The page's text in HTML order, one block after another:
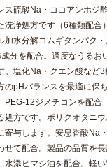
ス硫酸Na・ココアンホジ
洗浄処方です（6種類配合
加水分解コムギタンパク
分を配合。適度なうるお
。塩化Na・クエン酸など3
のpHバランスを最適に保
PEG-12ジメチコンを配合
処方です。ポリクオタニ
寄与します。安息香酸Na
せて配合。製品の品質を
水添ヒマシ油を配合。軽